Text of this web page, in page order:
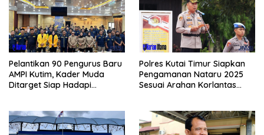
Pelantikan 90 Pengurus Baru
AMPI Kutim, Kader Muda
Ditarget Siap Hadapi
Polres Kutai Timur Siapkan
Pengamanan Nataru 2025
Sesuai Arahan Korlantas